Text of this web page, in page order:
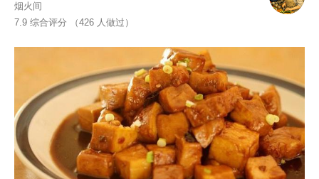
烟火间
7.9 综合评分 （426 人做过）